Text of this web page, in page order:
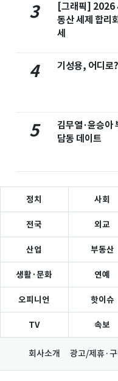
3
[그래픽] 2026
동산 세제 합리
세
4 기성용, 어디로?
5
김무열·윤승아
담동 데이트
정치 사회
전국 외교
산업 부동산
생활·문화 연예
오피니언 핫이슈
TV 속보
회사소개 광고/제휴·구